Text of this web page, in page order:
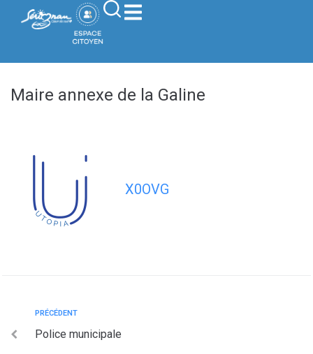
principal
Maire annexe de la Galine
X0OVG
PRÉCÉDENT
Police municipale